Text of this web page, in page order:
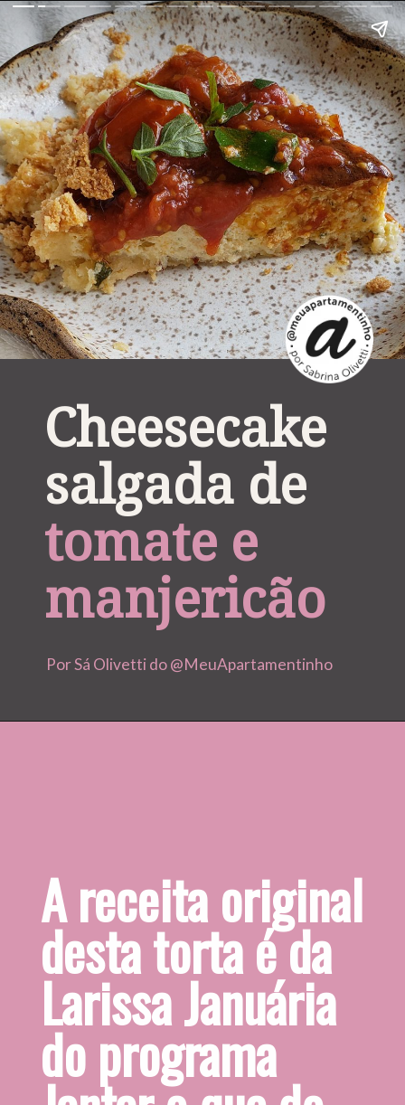
Cheesecake
salgada de
tomate e
manjericão
Por Sá Olivetti do @MeuApartamentinho
A receita original
desta torta é da
Larissa Januária
do programa